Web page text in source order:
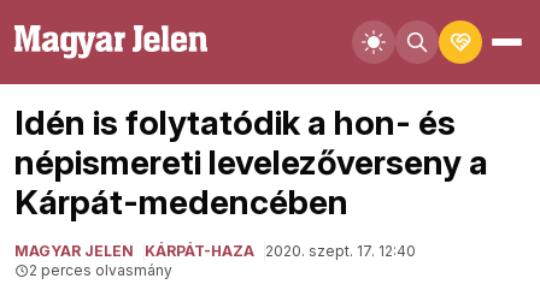
Idén is folytatódik a hon- és
népismereti levelezőverseny a
Kárpát-medencében
MAGYAR JELEN KÁRPÁT-HAZA
2020. szept. 17. 12:40
2 perces olvasmány